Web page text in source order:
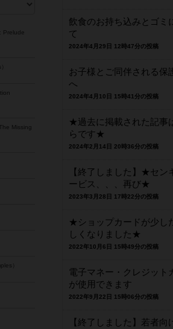
Prelude
Missing
）
飲食のお持ち込みとゴミ
て
2024年4月29日 12時47分の投稿
お子様とご同伴される保
へ
2024年4月10日 15時41分の投稿
★過去に掲載された記事
らです★
2024年2月14日 20時36分の投稿
【終了しました】★セン
ービス、、、再び★
2023年3月28日 17時22分の投稿
★ショップカードが少し
しくなりました★
2022年10月6日 15時49分の投稿
電子マネー・クレジット
が使用できます
2022年9月22日 15時06分の投稿
【終了しました】若者向